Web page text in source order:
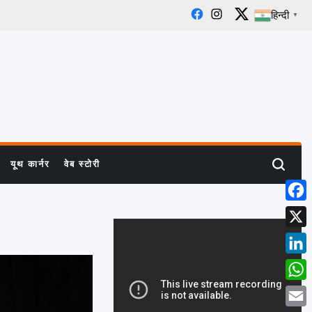
Facebook
Instagram
X हिन्दी ▼
यूथ कार्नर वेब स्टोरी Search
X